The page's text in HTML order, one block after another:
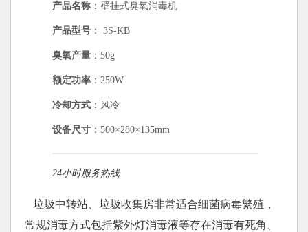
产品名称 ：壁挂式臭氧消毒机
产品型号 ： 3S-KB
臭氧产量 ：50g
额定功率 ：250W
冷却方式 ：风冷
设备尺寸 ：500×280×135mm
24小时服务热线
垃圾中转站、垃圾收集房非常适合细菌病毒繁殖，
常规消毒方式包括紫外灯消毒液等存在消毒有死角、